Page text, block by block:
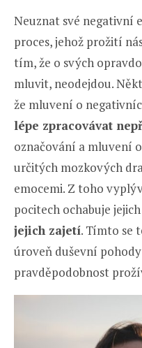
Neuznat své negativní
proces, jehož prožití
tím, že o svých
mluvit, neodejdou.
že mluvení o
lépe zpracovávat
označování a mluvení
určitých mozkových
emocemi. Z toho
pocitech ochabuje
jejich zajetí. Tímto se
úroveň duševní
pravděpodobnost